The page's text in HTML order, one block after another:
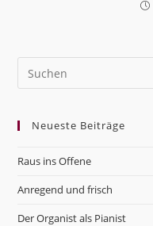
Neueste Beiträge
Raus ins Offene
Anregend und frisch
Der Organist als Pianist